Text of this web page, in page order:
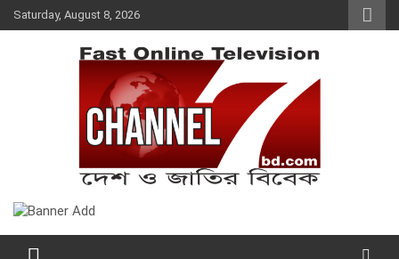
Skip
to
Saturday, August 8, 2026
Fast Online Television –
CHANNEL7BD.COM